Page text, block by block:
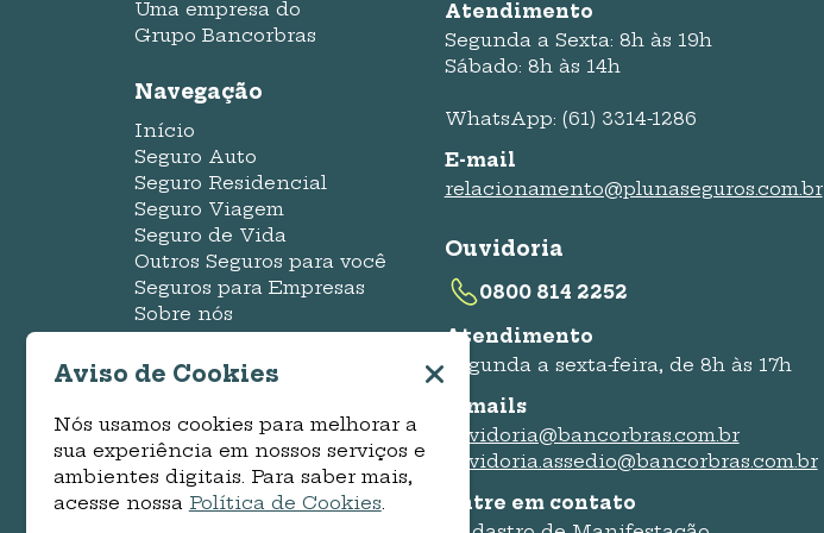
Uma empresa do
Grupo Bancorbras
Navegação
Início
Seguro Auto
Seguro Residencial
Seguro Viagem
Seguro de Vida
Outros Seguros para você
Seguros para Empresas
Sobre nós
Blog Pluna
Central de Ajuda
Cotação Online
Residencial
Atendimento
Segunda a Sexta: 8h às 19h
Sábado: 8h às 14h
WhatsApp: (61) 3314-1286
E-mail
relacionamento@plunaseguros.com.br
Ouvidoria
0800 814 2252
Atendimento
Segunda a sexta-feira, de 8h às 17h
E-mails
ouvidoria@bancorbras.com.br
ouvidoria.assedio@bancorbras.com.br
Entre em contato
Aviso de Cookies
Nós usamos cookies para melhorar a
sua experiência em nossos serviços e
ambientes digitais. Para saber mais,
acesse nossa Política de Cookies.